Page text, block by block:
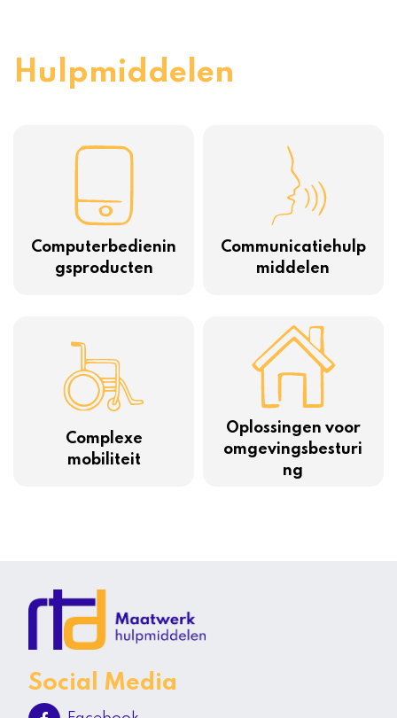
Hulpmiddelen
Computerbedienin
gsproducten
Communicatiehulp
middelen
Complexe
mobiliteit
Oplossingen voor
omgevingsbesturi
ng
Social Media